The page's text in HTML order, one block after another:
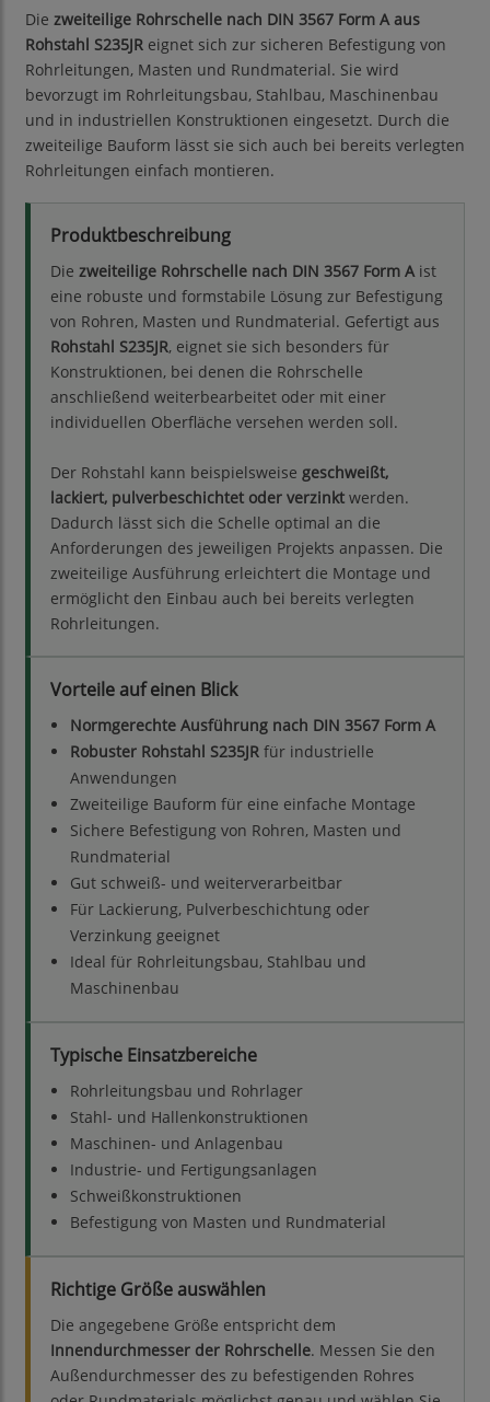
Die zweiteilige Rohrschelle nach DIN 3567 Form A aus
Rohstahl S235JR eignet sich zur sicheren Befestigung von
Rohrleitungen, Masten und Rundmaterial. Sie wird
bevorzugt im Rohrleitungsbau, Stahlbau, Maschinenbau
und in industriellen Konstruktionen eingesetzt. Durch die
zweiteilige Bauform lässt sie sich auch bei bereits verlegten
Rohrleitungen einfach montieren.
Produktbeschreibung
Die zweiteilige Rohrschelle nach DIN 3567 Form Aist
eine robuste und formstabile Lösung zur Befestigung
von Rohren, Masten und Rundmaterial. Gefertigt aus
Rohstahl S235JR, eignet sie sich besonders für
Konstruktionen, bei denen die Rohrschelle
anschließend weiterbearbeitet oder mit einer
individuellen Oberfläche versehen werden soll.
Der Rohstahl kann beispielsweise geschweißt,
lackiert, pulverbeschichtet oder verzinkt werden.
Dadurch lässt sich die Schelle optimal an die
Anforderungen des jeweiligen Projekts anpassen. Die
zweiteilige Ausführung erleichtert die Montage und
ermöglicht den Einbau auch bei bereits verlegten
Rohrleitungen.
Vorteile auf einen Blick
Normgerechte Ausführung nach DIN 3567 Form A
Robuster Rohstahl S235JR für industrielle
Anwendungen
Zweiteilige Bauform für eine einfache Montage
Sichere Befestigung von Rohren, Masten und
Rundmaterial
Gut schweiß- und weiterverarbeitbar
Für Lackierung, Pulverbeschichtung oder
Verzinkung geeignet
Ideal für Rohrleitungsbau, Stahlbau und
Maschinenbau
Typische Einsatzbereiche
Rohrleitungsbau und Rohrlager
Stahl- und Hallenkonstruktionen
Maschinen- und Anlagenbau
Industrie- und Fertigungsanlagen
Schweißkonstruktionen
Befestigung von Masten und Rundmaterial
Richtige Größe auswählen
Die angegebene Größe entspricht dem
Innendurchmesser der Rohrschelle. Messen Sie den
Außendurchmesser des zu befestigenden Rohres